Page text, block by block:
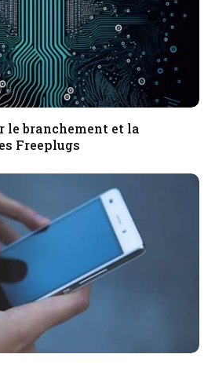
le branchement et la
Freeplugs